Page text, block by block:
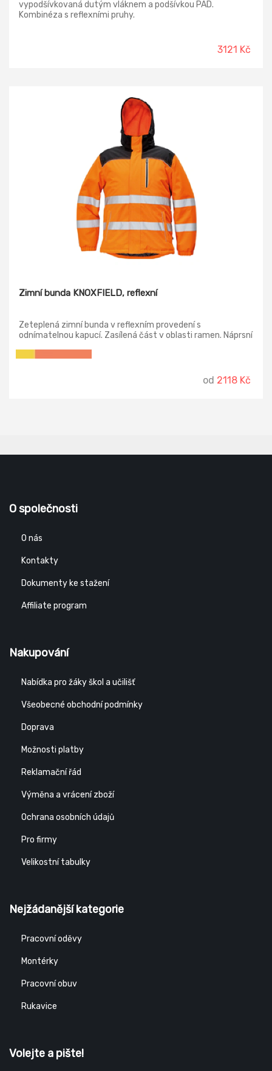
vypodšívkovaná dutým vláknem a podšívkou PAD.
Kombinéza s reflexními pruhy.
3121 Kč
Zimní bunda KNOXFIELD, reflexní
Zeteplená zimní bunda v reflexním provedení s
odnímatelnou kapucí. Zasílená část v oblasti ramen. Náprsní
od 2118 Kč
O společnosti
O nás
Kontakty
Dokumenty ke stažení
Affiliate program
Nakupování
Nabídka pro žáky škol a učilišť
Všeobecné obchodní podmínky
Doprava
Možnosti platby
Reklamační řád
Výměna a vrácení zboží
Ochrana osobních údajů
Pro firmy
Velikostní tabulky
Nejžádanější kategorie
Pracovní oděvy
Montérky
Pracovní obuv
Rukavice
Volejte a pište!